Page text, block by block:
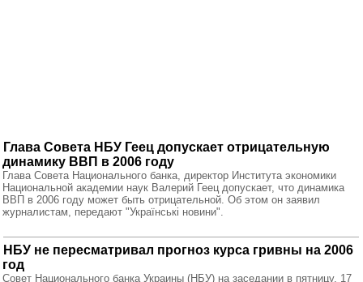
Глава Совета НБУ Геец допускает отрицательную
динамику ВВП в 2006 году
Глава Совета Национального банка, директор Института экономики
Национальной академии наук Валерий Геец допускает, что динамика
ВВП в 2006 году может быть отрицательной. Об этом он заявил
журналистам, передают "Українські новини".
НБУ не пересматривал прогноз курса гривны на 2006
год
Совет Национального банка Украины (НБУ) на заседании в пятницу, 17